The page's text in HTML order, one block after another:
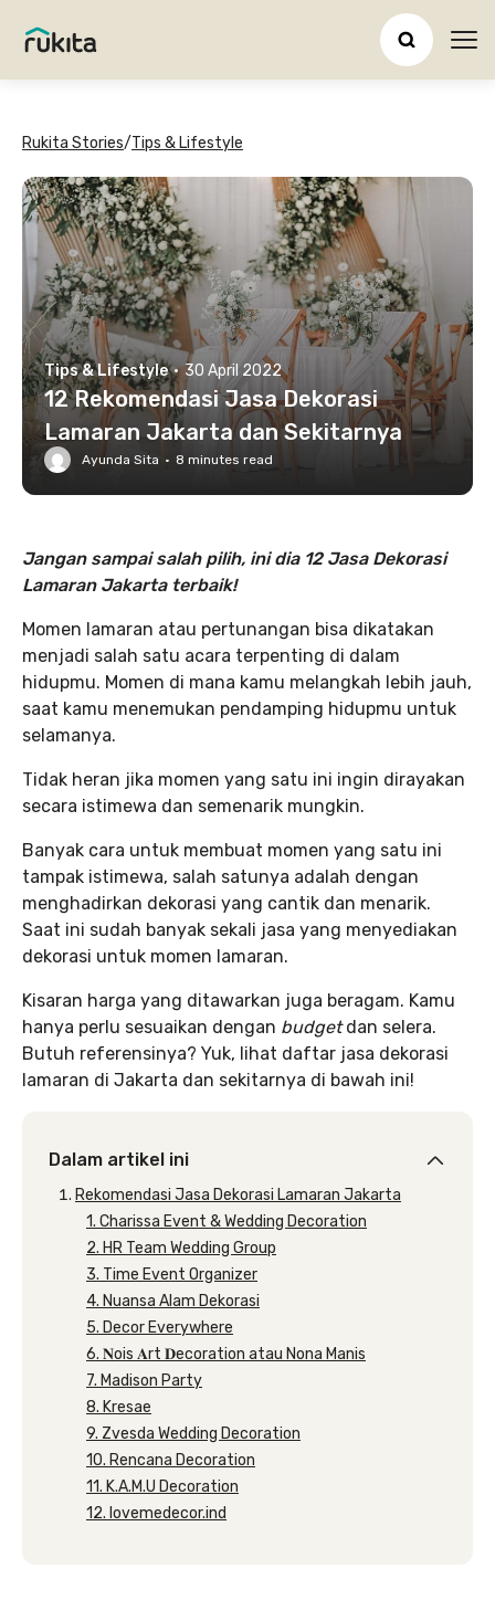
Rukita Stories/Tips & Lifestyle
Tips & Lifestyle · 30 April 2022
12 Rekomendasi Jasa Dekorasi
Lamaran Jakarta dan Sekitarnya
Ayunda Sita · 8 minutes read
Jangan sampai salah pilih, ini dia 12 Jasa Dekorasi
Lamaran Jakarta terbaik!
Momen lamaran atau pertunangan bisa dikatakan
menjadi salah satu acara terpenting di dalam
hidupmu. Momen di mana kamu melangkah lebih jauh,
saat kamu menemukan pendamping hidupmu untuk
selamanya.
Tidak heran jika momen yang satu ini ingin dirayakan
secara istimewa dan semenarik mungkin.
Banyak cara untuk membuat momen yang satu ini
tampak istimewa, salah satunya adalah dengan
menghadirkan dekorasi yang cantik dan menarik.
Saat ini sudah banyak sekali jasa yang menyediakan
dekorasi untuk momen lamaran.
Kisaran harga yang ditawarkan juga beragam. Kamu
hanya perlu sesuaikan dengan budgetdan selera.
Butuh referensinya? Yuk, lihat daftar jasa dekorasi
lamaran di Jakarta dan sekitarnya di bawah ini!
Dalam artikel ini
Rekomendasi Jasa Dekorasi Lamaran Jakarta
1. Charissa Event & Wedding Decoration
2. HR Team Wedding Group
3. Time Event Organizer
4. Nuansa Alam Dekorasi
5. Decor Everywhere
6. 𝐍ois 𝐀rt 𝐃ecoration atau Nona Manis
7. Madison Party
8. Kresae
9. Zvesda Wedding Decoration
10. Rencana Decoration
11. K.A.M.U Decoration
12. lovemedecor.ind